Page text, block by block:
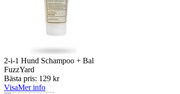
2-i-1 Hund Schampoo + Bal
FuzzYard
Bästa pris: 129 kr
VisaMer info